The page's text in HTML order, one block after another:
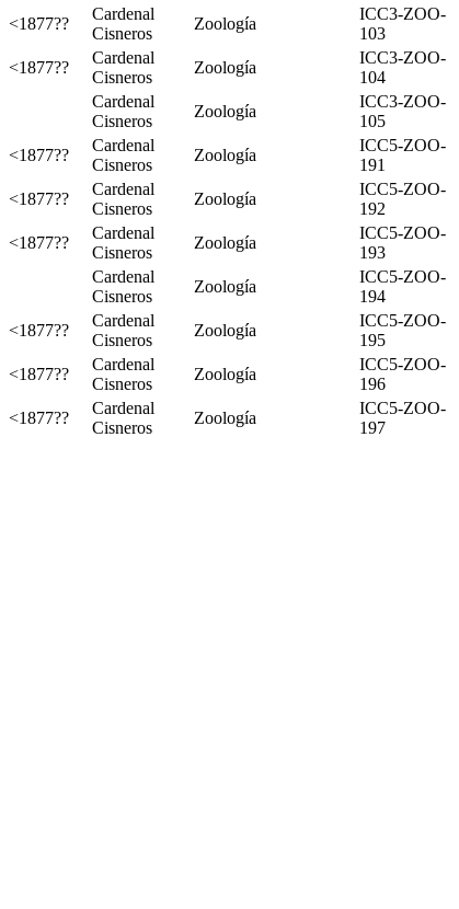
<1877??
Cardenal
Cisneros
Zoología
ICC3-ZOO-
103
<1877??
Cardenal
Cisneros
Zoología
ICC3-ZOO-
104
Cardenal
Cisneros
Zoología
ICC3-ZOO-
105
<1877??
Cardenal
Cisneros
Zoología
ICC5-ZOO-
191
<1877??
Cardenal
Cisneros
Zoología
ICC5-ZOO-
192
<1877??
Cardenal
Cisneros
Zoología
ICC5-ZOO-
193
Cardenal
Cisneros
Zoología
ICC5-ZOO-
194
<1877??
Cardenal
Cisneros
Zoología
ICC5-ZOO-
195
<1877??
Cardenal
Cisneros
Zoología
ICC5-ZOO-
196
<1877??
Cardenal
Cisneros
Zoología
ICC5-ZOO-
197